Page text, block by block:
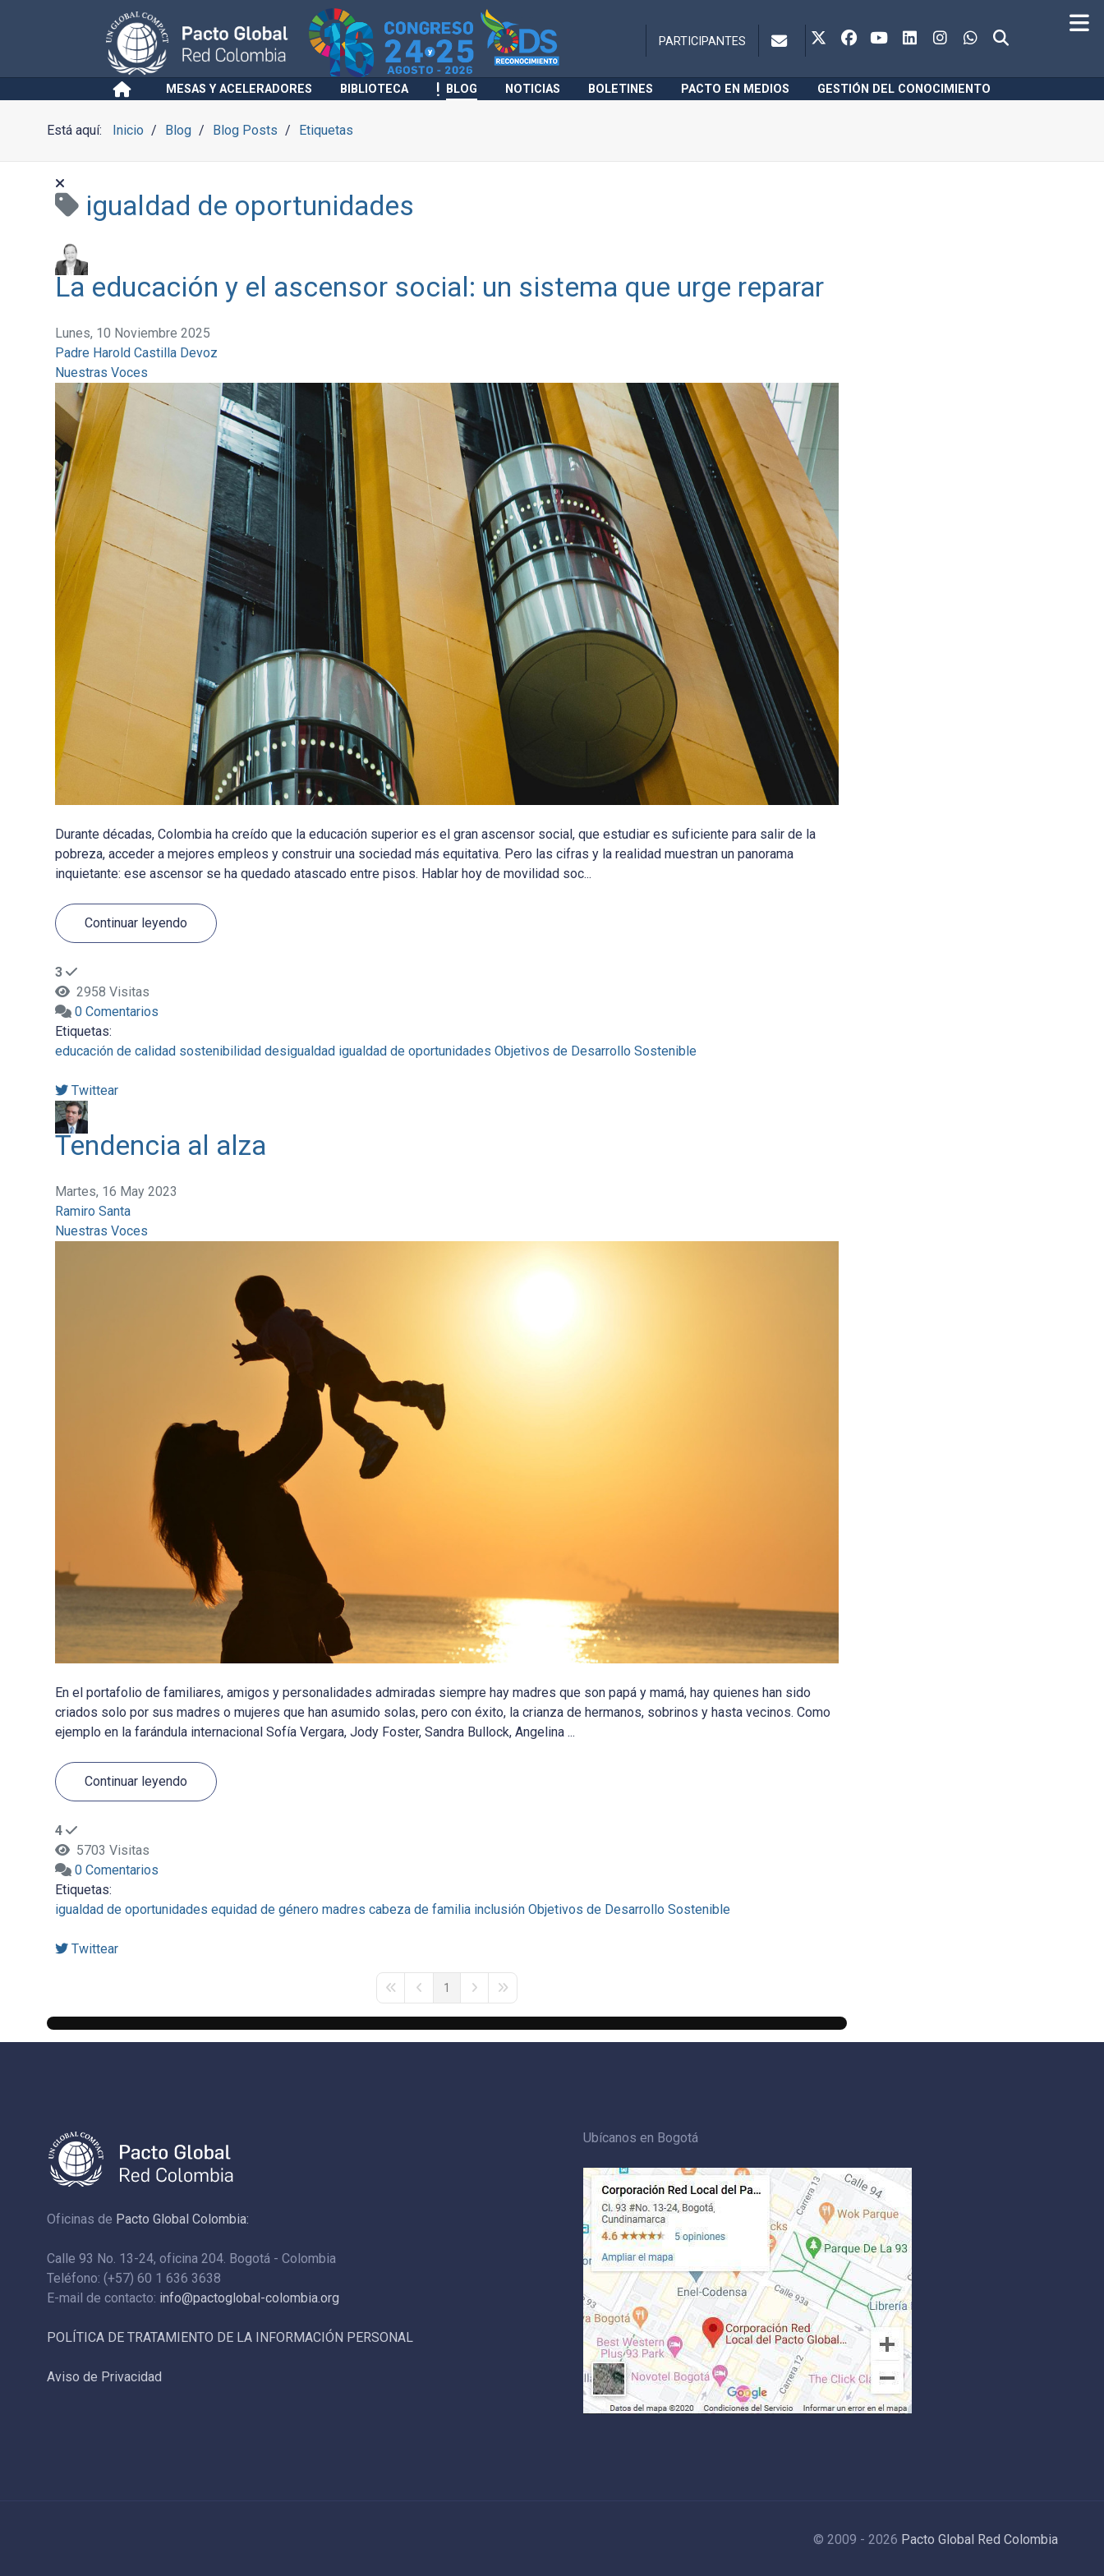
PARTICIPANTES
MESAS Y ACELERADORES BIBLIOTECA BLOG NOTICIAS BOLETINES PACTO EN MEDIOS GESTIÓN DEL CONOCIMIENTO
Está aquí: Inicio Blog Blog Posts Etiquetas
igualdad de oportunidades
La educación y el ascensor social: un sistema que urge reparar
Lunes, 10 Noviembre 2025
Padre Harold Castilla Devoz
Nuestras Voces
Durante décadas, Colombia ha creído que la educación superior es el gran ascensor social, que estudiar es suficiente para salir de la
pobreza, acceder a mejores empleos y construir una sociedad más equitativa. Pero las cifras y la realidad muestran un panorama
inquietante: ese ascensor se ha quedado atascado entre pisos. Hablar hoy de movilidad soc...
Continuar leyendo
3
2958 Visitas
0 Comentarios
Etiquetas:
educación de calidad sostenibilidad desigualdad igualdad de oportunidades Objetivos de Desarrollo Sostenible
Twittear
Tendencia al alza
Martes, 16 May 2023
Ramiro Santa
Nuestras Voces
En el portafolio de familiares, amigos y personalidades admiradas siempre hay madres que son papá y mamá, hay quienes han sido
criados solo por sus madres o mujeres que han asumido solas, pero con éxito, la crianza de hermanos, sobrinos y hasta vecinos. Como
ejemplo en la farándula internacional Sofía Vergara, Jody Foster, Sandra Bullock, Angelina ...
Continuar leyendo
4
5703 Visitas
0 Comentarios
Etiquetas:
igualdad de oportunidades equidad de género madres cabeza de familia inclusión Objetivos de Desarrollo Sostenible
Twittear
First PagePrevious Page
1
Next PageLast Page
Oficinas de Pacto Global Colombia:
Calle 93 No. 13-24, oficina 204. Bogotá - Colombia
Teléfono: (+57) 60 1 636 3638
E-mail de contacto: info@pactoglobal-colombia.org
POLÍTICA DE TRATAMIENTO DE LA INFORMACIÓN PERSONAL
Aviso de Privacidad
Ubícanos en Bogotá
© 2009 - 2026 Pacto Global Red Colombia